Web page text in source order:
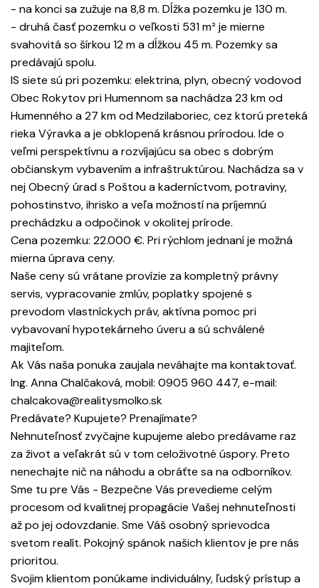
- na konci sa zužuje na 8,8 m. Dĺžka pozemku je 130 m.
- druhá časť pozemku o veľkosti 531 m² je mierne
svahovitá so šírkou 12 m a dĺžkou 45 m. Pozemky sa
predávajú spolu.
IS siete sú pri pozemku: elektrina, plyn, obecný vodovod
Obec Rokytov pri Humennom sa nachádza 23 km od
Humenného a 27 km od Medzilaboriec, cez ktorú preteká
rieka Výravka a je obklopená krásnou prírodou. Ide o
veľmi perspektívnu a rozvíjajúcu sa obec s dobrým
občianskym vybavením a infraštruktúrou. Nachádza sa v
nej Obecný úrad s Poštou a kaderníctvom, potraviny,
pohostinstvo, ihrisko a veľa možností na príjemnú
prechádzku a odpočinok v okolitej prírode.
Cena pozemku: 22.000 €. Pri rýchlom jednaní je možná
mierna úprava ceny.
Naše ceny sú vrátane provízie za kompletný právny
servis, vypracovanie zmlúv, poplatky spojené s
prevodom vlastníckych práv, aktívna pomoc pri
vybavovaní hypotekárneho úveru a sú schválené
majiteľom.
Ak Vás naša ponuka zaujala neváhajte ma kontaktovať.
Ing. Anna Chalčaková, mobil: 0905 960 447, e-mail:
chalcakova@realitysmolko.sk
Predávate? Kupujete? Prenajímate?
Nehnuteľnosť zvyčajne kupujeme alebo predávame raz
za život a veľakrát sú v tom celoživotné úspory. Preto
nenechajte nič na náhodu a obráťte sa na odborníkov.
Sme tu pre Vás - Bezpečne Vás prevedieme celým
procesom od kvalitnej propagácie Vašej nehnuteľnosti
až po jej odovzdanie. Sme Váš osobný sprievodca
svetom realít. Pokojný spánok našich klientov je pre nás
prioritou.
Svojim klientom ponúkame individuálny, ľudský prístup a